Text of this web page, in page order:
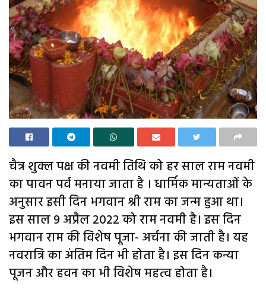
चैत्र शुक्ल पक्ष की नवमी तिथि को हर साल राम नवमी
का पावन पर्व मनाया जाता है । धार्मिक मान्यताओं के
अनुसार इसी दिन भगवान श्री राम का जन्म हुआ था।
इस साल 9 अप्रैल 2022 को राम नवमी है। इस दिन
भगवान राम की विशेष पूजा- अर्चना की जाती है। यह
नवरात्रि का अंतिम दिन भी होता है। इस दिन कन्या
पूजन और हवन का भी विशेष महत्व होता है।